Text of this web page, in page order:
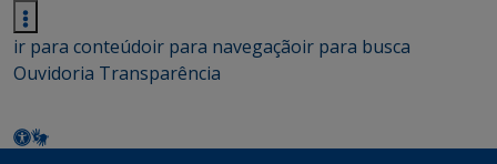
ir para conteúdoir para navegaçãoir para busca
Ouvidoria Transparência